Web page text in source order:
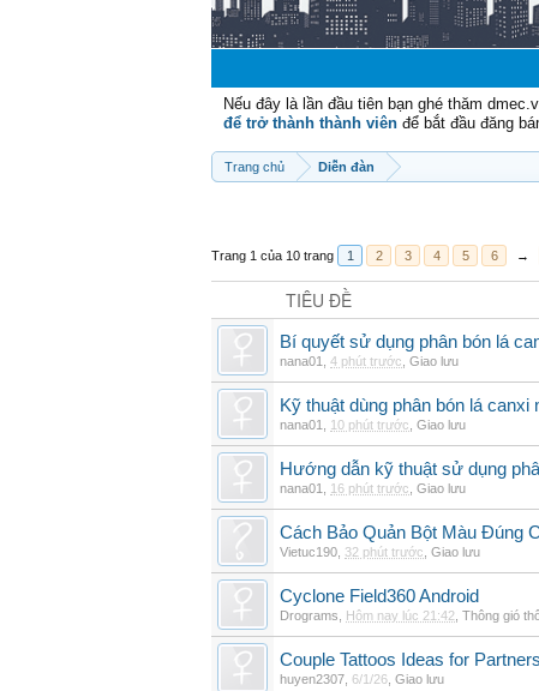
Nếu đây là lần đầu tiên bạn ghé thăm
để trở thành thành viên để bắt đầu đăng
Trang chủ Diễn đàn
Trang 1 của 10 trang 1 2 3 4 5 6 →
TIÊU ĐỀ
Bí quyết sử dụng phân bón lá
nana01 4 phút trước Giao lưu
Kỹ thuật dùng phân bón lá canxi
nana01 10 phút trước Giao lưu
Hướng dẫn kỹ thuật sử dụng
nana01 16 phút trước Giao lưu
Cách Bảo Quản Bột Màu Đúng
Vietuc190 32 phút trước Giao lưu
Cyclone Field360 Android
Drograms Hôm nay lúc 21:42 Thông gió
Couple Tattoos Ideas for
huyen2307 6/1/26 Giao lưu